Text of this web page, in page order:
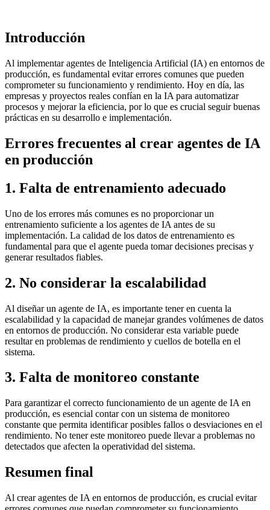
Introducción
Al implementar agentes de Inteligencia Artificial (IA) en entornos de
producción, es fundamental evitar errores comunes que pueden
comprometer su funcionamiento y rendimiento. Hoy en día, las
empresas y proyectos reales confían en la IA para automatizar
procesos y mejorar la eficiencia, por lo que es crucial seguir buenas
prácticas en su desarrollo e implementación.
Errores frecuentes al crear agentes de IA
en producción
1. Falta de entrenamiento adecuado
Uno de los errores más comunes es no proporcionar un
entrenamiento suficiente a los agentes de IA antes de su
implementación. La calidad de los datos de entrenamiento es
fundamental para que el agente pueda tomar decisiones precisas y
generar resultados fiables.
2. No considerar la escalabilidad
Al diseñar un agente de IA, es importante tener en cuenta la
escalabilidad y la capacidad de manejar grandes volúmenes de datos
en entornos de producción. No considerar esta variable puede
resultar en problemas de rendimiento y cuellos de botella en el
sistema.
3. Falta de monitoreo constante
Para garantizar el correcto funcionamiento de un agente de IA en
producción, es esencial contar con un sistema de monitoreo
constante que permita identificar posibles fallos o desviaciones en el
rendimiento. No tener este monitoreo puede llevar a problemas no
detectados que afecten la operatividad del sistema.
Resumen final
Al crear agentes de IA en entornos de producción, es crucial evitar